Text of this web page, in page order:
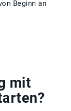
Beginn an
mit